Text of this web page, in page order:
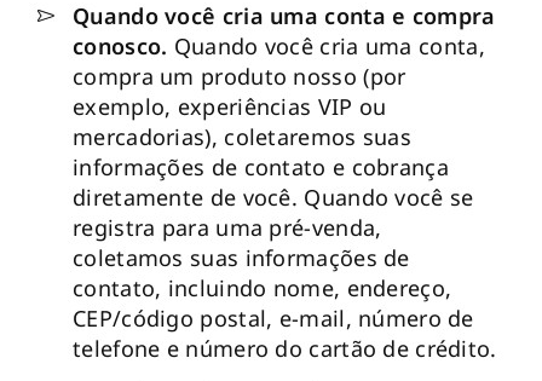
Quando você cria uma conta e compra
conosco. Quando você cria uma conta,
compra um produto nosso (por
exemplo, experiências VIP ou
mercadorias), coletaremos suas
informações de contato e cobrança
diretamente de você. Quando você se
registra para uma pré-venda,
coletamos suas informações de
contato, incluindo nome, endereço,
CEP/código postal, e-mail, número de
telefone e número do cartão de crédito.